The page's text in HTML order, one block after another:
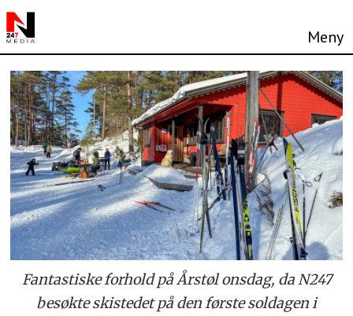
Fantastiske forhold på Årstøl onsdag, da N247
besøkte skistedet på den første soldagen i